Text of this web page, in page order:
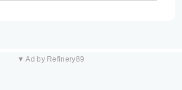
▼ Ad by Refinery89